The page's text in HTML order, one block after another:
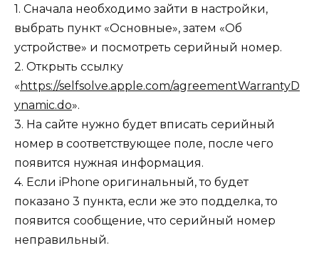
1. Сначала необходимо зайти в настройки,
выбрать пункт «Основные», затем «Об
устройстве» и посмотреть серийный номер.
2. Открыть ссылку
« https://selfsolve.apple.com/agreementWarrantyD
ynamic.do».
3. На сайте нужно будет вписать серийный
номер в соответствующее поле, после чего
появится нужная информация.
4. Если iPhone оригинальный, то будет
показано 3 пункта, если же это подделка, то
появится сообщение, что серийный номер
неправильный.